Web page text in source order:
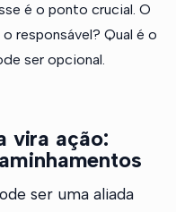
é o ponto crucial. O
responsável? Qual é o
ser opcional.
vira ação:
ser uma aliada